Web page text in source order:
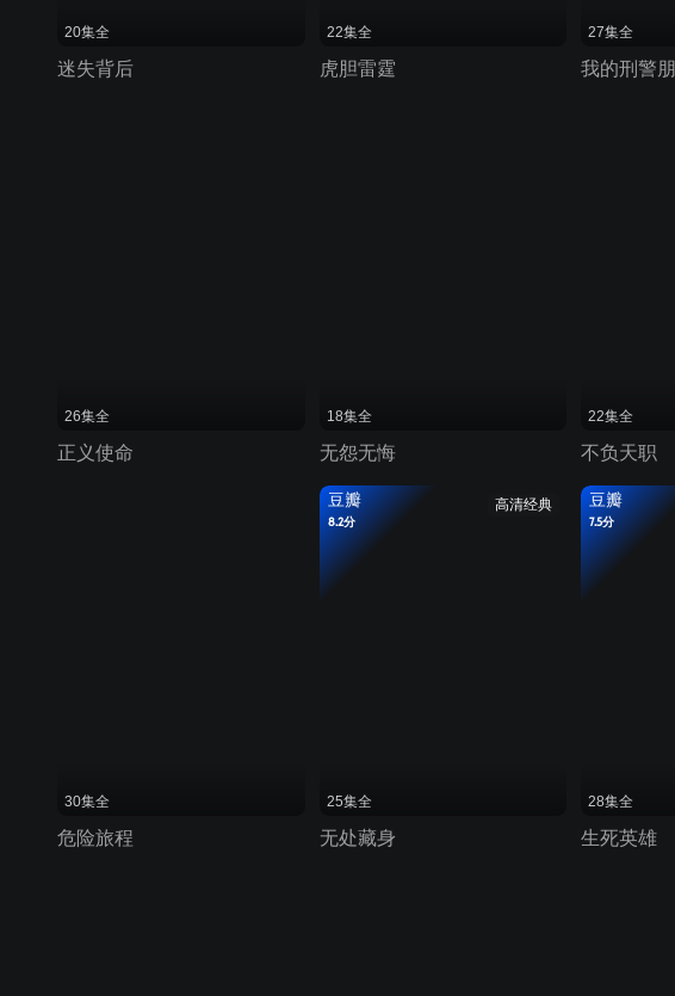
20集全
迷失背后
22集全
虎胆雷霆
27集全
我的刑警
26集全
正义使命
18集全
无怨无悔
22集全
不负天职
30集全
危险旅程
高清经典
豆瓣
8.2分
25集全
无处藏身
豆瓣
7.5分
28集全
生死英雄